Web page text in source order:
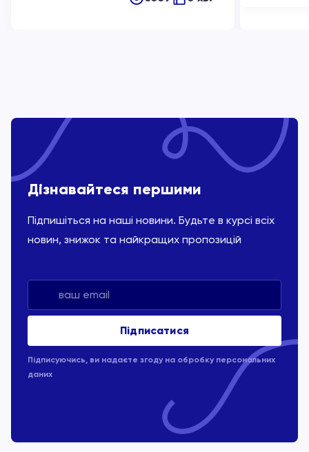
Дізнавайтеся першими
Підпишіться на наші новини. Будьте в курсі всіх
новин, знижок та найкращих пропозицій
Підписуючись, ви надаєте згоду на обробку персональних
даних